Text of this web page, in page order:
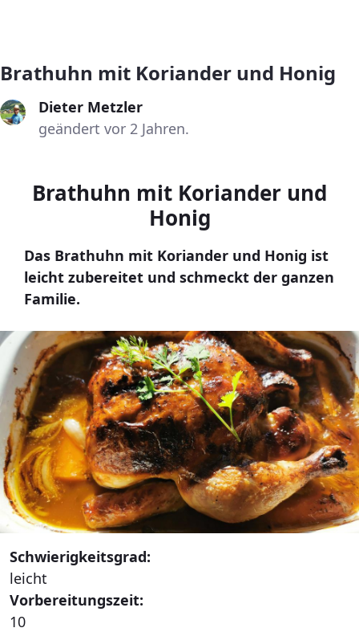
Brathuhn mit Koriander und Honig
Dieter Metzler
geändert vor 2 Jahren.
Brathuhn mit Koriander und
Honig
Das Brathuhn mit Koriander und Honig ist
leicht zubereitet und schmeckt der ganzen
Familie.
Schwierigkeitsgrad:
leicht
Vorbereitungszeit:
10